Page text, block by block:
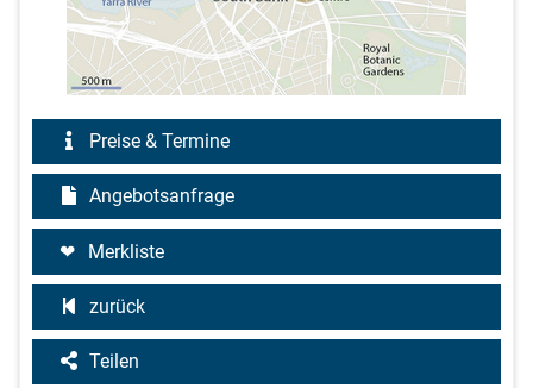
Preise & Termine
Angebotsanfrage
Merkliste
zurück
Teilen